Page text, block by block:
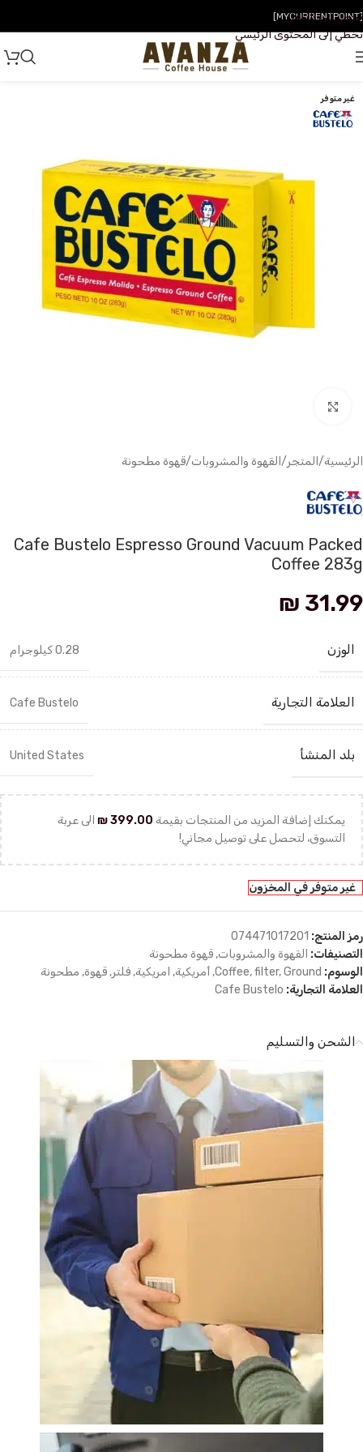
تخطي إلى التنقل
تخطي إلى المحتوى الرئيسي
[MYCURRENTPOINT]
غير متوفر
الرئيسية/ المتجر/ القهوة والمشروبات/قهوة مطحونة
Cafe Bustelo Espresso Ground Vacuum Packed
Coffee 283g
₪ 31.99
الوزن 0.28 كيلوجرام
العلامة التجارية Cafe Bustelo
بلد المنشأ United States
يمكنك إضافة المزيد من المنتجات بقيمة ₪399.00
الى عربة
التسوق، لتحصل على توصيل مجاني!
غير متوفر في المخزون
رمز المنتج: 074471017201
التصنيفات: القهوة والمشروبات, قهوة مطحونة
الوسوم:
Coffee,filter,Ground
, أمريكية, امريكية, فلتر, قهوة, مطحونة
العلامة التجارية: Cafe Bustelo
الشحن والتسليم